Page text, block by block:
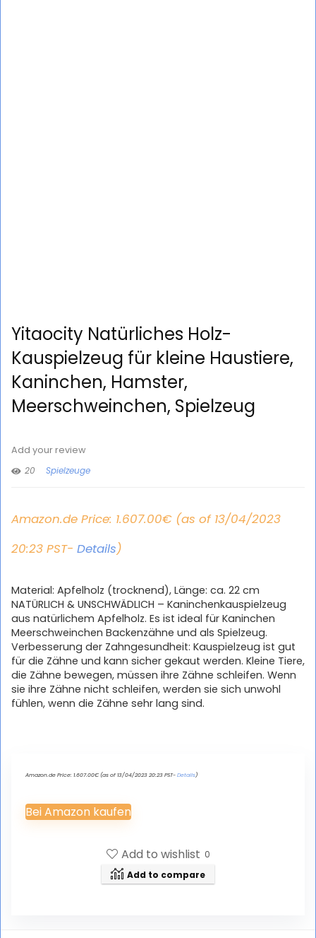
Yitaocity Natürliches Holz-
Kauspielzeug für kleine Haustiere,
Kaninchen, Hamster,
Meerschweinchen, Spielzeug
Add your review
20
Spielzeuge
Amazon.de Price: 1.607.00€ (as of 13/04/2023
20:23 PST- Details)
Material: Apfelholz (trocknend), Länge: ca. 22 cm
NATÜRLICH & UNSCHWÄDLICH – Kaninchenkauspielzeug
aus natürlichem Apfelholz. Es ist ideal für Kaninchen
Meerschweinchen Backenzähne und als Spielzeug.
Verbesserung der Zahngesundheit: Kauspielzeug ist gut
für die Zähne und kann sicher gekaut werden. Kleine Tiere,
die Zähne bewegen, müssen ihre Zähne schleifen. Wenn
sie ihre Zähne nicht schleifen, werden sie sich unwohl
fühlen, wenn die Zähne sehr lang sind.
Amazon.de Price: 1.607.00€ (as of 13/04/2023 20:23 PST-Details)
Bei Amazon kaufen
Add to wishlist 0
Add to compare